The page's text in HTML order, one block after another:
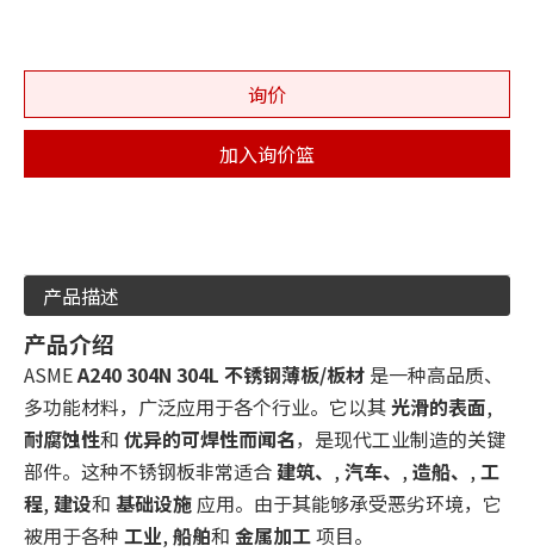
询价
加入询价篮
产品描述
产品介绍
ASMEA240 304N 304L 不锈钢薄板/板材 是一种高品质、
多功能材料，广泛应用于各个行业。它以其光滑的表面,
耐腐蚀性和 优异的可焊性而闻名，是现代工业制造的关键
部件。这种不锈钢板非常适合 建筑、 ,汽车、 ,造船、 ,工
程, 建设和 基础设施 应用。由于其能够承受恶劣环境，它
被用于各种 工业,船舶和 金属加工项目。